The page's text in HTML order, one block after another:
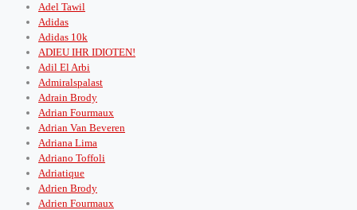
Adel Tawil
Adidas
Adidas 10k
ADIEU IHR IDIOTEN!
Adil El Arbi
Admiralspalast
Adrain Brody
Adrian Fourmaux
Adrian Van Beveren
Adriana Lima
Adriano Toffoli
Adriatique
Adrien Brody
Adrien Fourmaux